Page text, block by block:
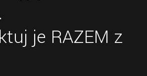
je RAZEM z